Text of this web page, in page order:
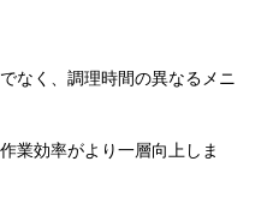
なく、調理時間の異なるメニ
業効率がより一層向上しま